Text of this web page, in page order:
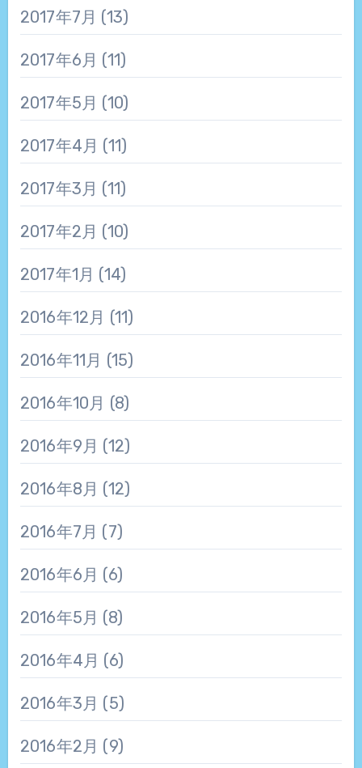
2017年7月 (13)
2017年6月 (11)
2017年5月 (10)
2017年4月 (11)
2017年3月 (11)
2017年2月 (10)
2017年1月 (14)
2016年12月 (11)
2016年11月 (15)
2016年10月 (8)
2016年9月 (12)
2016年8月 (12)
2016年7月 (7)
2016年6月 (6)
2016年5月 (8)
2016年4月 (6)
2016年3月 (5)
2016年2月 (9)